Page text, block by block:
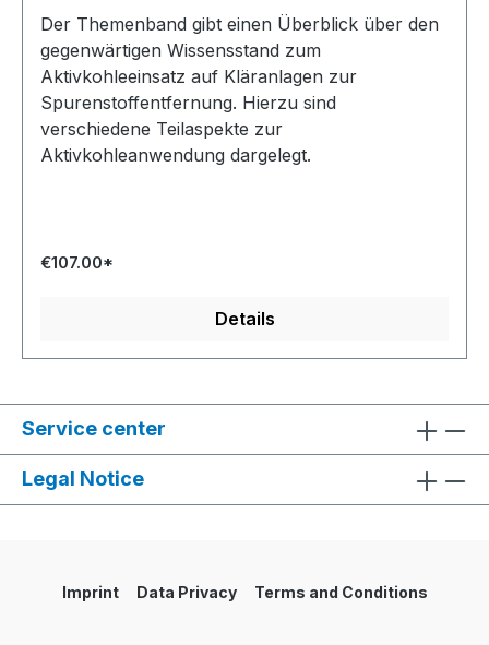
Der Themenband gibt einen Überblick über den
gegenwärtigen Wissensstand zum
Aktivkohleeinsatz auf Kläranlagen zur
Spurenstoffentfernung. Hierzu sind
verschiedene Teilaspekte zur
Aktivkohleanwendung dargelegt.
€107.00*
Details
Service center
Legal Notice
Imprint Data Privacy Terms and Conditions